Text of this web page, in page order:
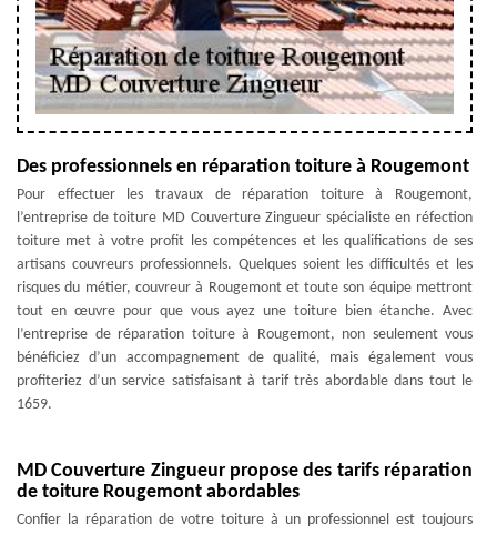
Des professionnels en réparation toiture à Rougemont
Pour effectuer les travaux de réparation toiture à Rougemont,
l’entreprise de toiture MD Couverture Zingueur spécialiste en réfection
toiture met à votre profit les compétences et les qualifications de ses
artisans couvreurs professionnels. Quelques soient les difficultés et les
risques du métier, couvreur à Rougemont et toute son équipe mettront
tout en œuvre pour que vous ayez une toiture bien étanche. Avec
l’entreprise de réparation toiture à Rougemont, non seulement vous
bénéficiez d’un accompagnement de qualité, mais également vous
profiteriez d’un service satisfaisant à tarif très abordable dans tout le
1659.
MD Couverture Zingueur propose des tarifs réparation
de toiture Rougemont abordables
Confier la réparation de votre toiture à un professionnel est toujours